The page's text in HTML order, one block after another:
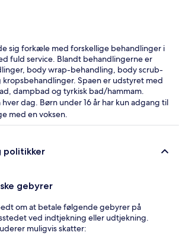
sig forkæle med forskellige behandlinger i
fuld service. Blandt behandlingerne er
body wrap-behandling, body scrub-
Spaen er udstyret med
dampbad og tyrkisk bad/hammam.
dag. Børn under 16 år har kun adgang til
med en voksen.
politikker
gebyrer
om at betale følgende gebyrer på
ved indtjekning eller udtjekning.
muligvis skatter: